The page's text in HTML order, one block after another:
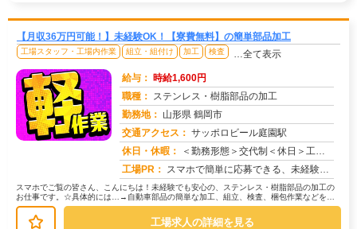
【月収36万円可能！】未経験OK！【寮費無料】の簡単部品加工
工場スタッフ・工場内作業 組立・組付け 加工 検査 …全て表示
給与： 時給1,600円
職種： ステンレス・樹脂部品の加工
勤務地： 山形県 鶴岡市
交通アクセス： サッポロビール庭園駅
休日・休暇：
＜勤務形態＞交代制＜休日＞工場カレンダーによる
工場PR： スマホで簡単に応募できる、未経験者歓迎の求人です！☆充実のサポート体制で安心スタート☆・未経験OK！20代〜40代...
スマホでご覧の皆さん、こんにちは！未経験でも安心の、ステンレス・樹脂部品の加工の
お仕事です。☆具体的には…→自動車部品の簡単な加工、組立、検査、梱包作業などを行
います。→ステンレスや樹脂といった...
工場求人の詳細を見る